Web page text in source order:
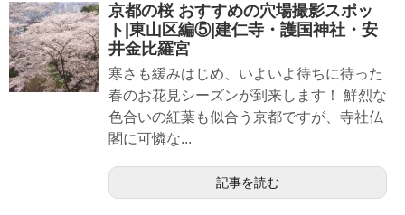
京都の桜 おすすめの穴場撮影スポッ
ト|東山区編⑤|建仁寺・護国神社・安
井金比羅宮
寒さも緩みはじめ、いよいよ待ちに待った
春のお花見シーズンが到来します！ 鮮烈な
色合いの紅葉も似合う京都ですが、寺社仏
閣に可憐な...
記事を読む